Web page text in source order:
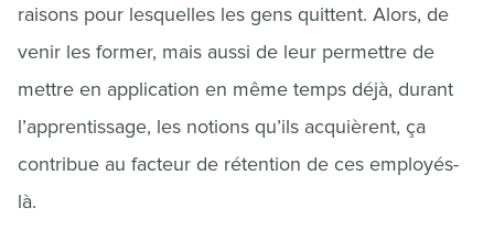
raisons pour lesquelles les gens quittent. Alors, de
venir les former, mais aussi de leur permettre de
mettre en application en même temps déjà, durant
l’apprentissage, les notions qu’ils acquièrent, ça
contribue au facteur de rétention de ces employés-
là.